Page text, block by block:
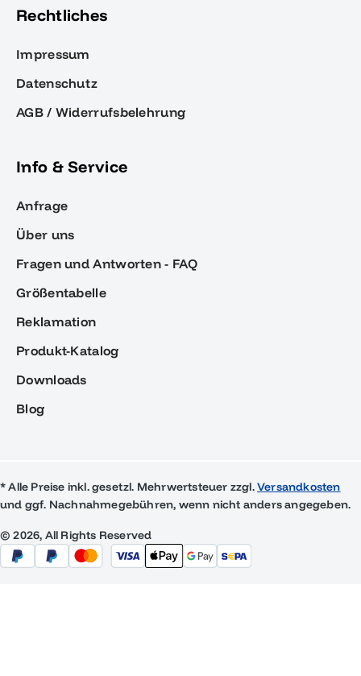
Rechtliches
Impressum
Datenschutz
AGB / Widerrufsbelehrung
Info & Service
Anfrage
Über uns
Fragen und Antworten - FAQ
Größentabelle
Reklamation
Produkt-Katalog
Downloads
Blog
* Alle Preise inkl. gesetzl. Mehrwertsteuer zzgl.Versandkosten
und ggf. Nachnahmegebühren, wenn nicht anders angegeben.
© 2026, All Rights Reserved